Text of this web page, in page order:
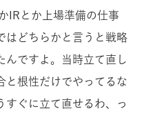
IRとか上場準備の仕事
はどちらかと言うと戦略
んですよ。当時立て直し
と根性だけでやってるな
すぐに立て直せるわ、っ